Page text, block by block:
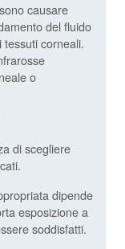
causare
del fluido
corneali.
o
di scegliere
dipende
esposizione a
soddisfatti.